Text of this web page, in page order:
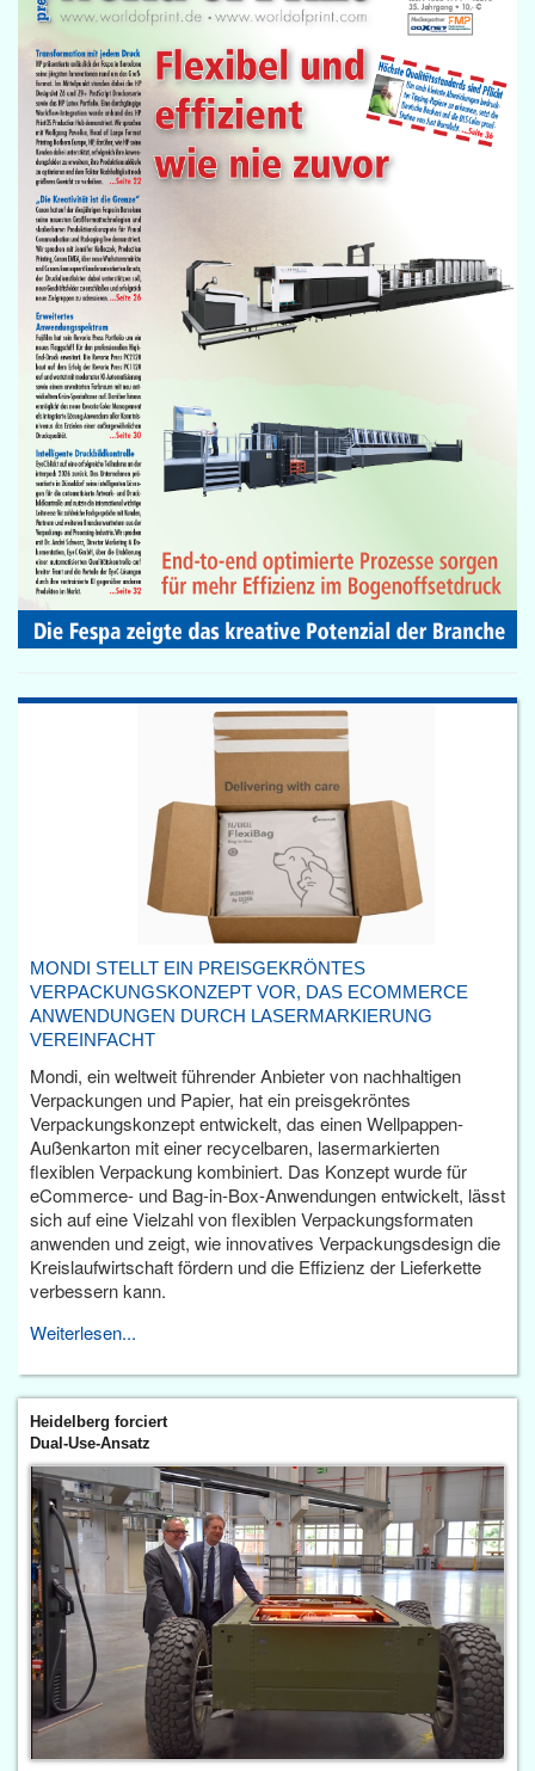
MONDI STELLT EIN PREISGEKRÖNTES
VERPACKUNGSKONZEPT VOR, DAS ECOMMERCE
ANWENDUNGEN DURCH LASERMARKIERUNG
VEREINFACHT
Mondi, ein weltweit führender Anbieter von nachhaltigen
Verpackungen und Papier, hat ein preisgekröntes
Verpackungskonzept entwickelt, das einen Wellpappen-
Außenkarton mit einer recycelbaren, lasermarkierten
flexiblen Verpackung kombiniert. Das Konzept wurde für
eCommerce- und Bag-in-Box-Anwendungen entwickelt, lässt
sich auf eine Vielzahl von flexiblen Verpackungsformaten
anwenden und zeigt, wie innovatives Verpackungsdesign die
Kreislaufwirtschaft fördern und die Effizienz der Lieferkette
verbessern kann.
Weiterlesen...
Heidelberg forciert
Dual-Use-Ansatz